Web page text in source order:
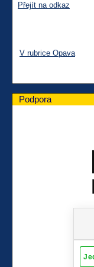
Přejít na odkaz
V rubrice Opava
Podpora